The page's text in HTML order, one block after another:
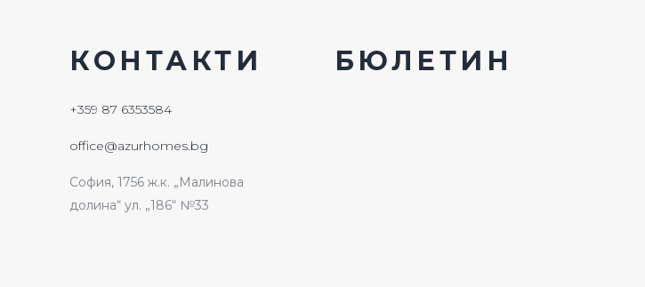
КОНТАКТИ
+359 87 6353584
office@azurhomes.bg
София, 1756 ж.к. „Малинова
долина“ ул. „186“ №33
БЮЛЕТИН